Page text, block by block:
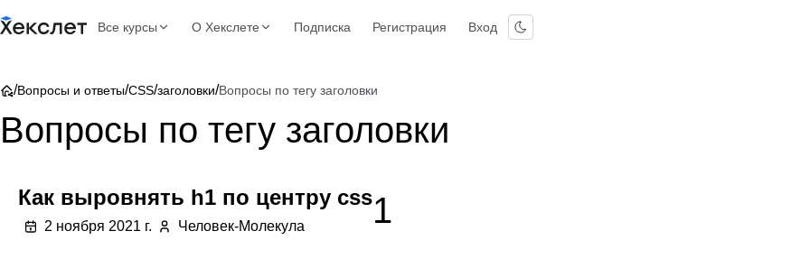
Все курсы О Хекслете Подписка Регистрация Вход
/Вопросы и ответы/CSS/заголовки/Вопросы по тегу заголовки
Вопросы по тегу заголовки
Как выровнять h1 по центру css
2 ноября 2021 г. Человек-Молекула 1